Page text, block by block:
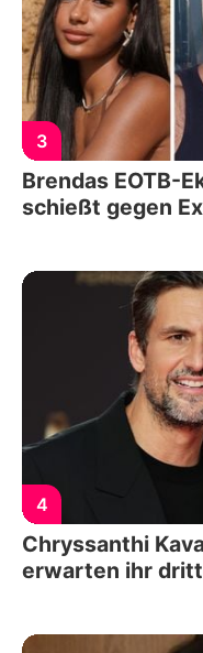
3
Brendas EOTB-
schießt gegen
4
Chryssanthi
erwarten ihr